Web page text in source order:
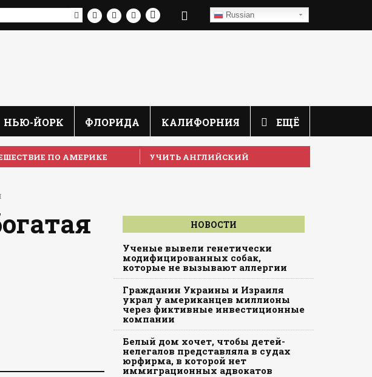
Russian
НЬЮ-ЙОРК ФЛОРИДА КАЛИФОРНИЯ ЕЩЁ
ПО АМЕРИКЕ УЧИТЬ АНГЛИЙСКИЙ
НОВОСТИ
Ученые вывели генетически
модифицированных собак,
которые не вызывают аллергии
Гражданин Украины и Израиля
украл у американцев миллионы
через фиктивные инвестиционные
компании
Белый дом хочет, чтобы детей-
нелегалов представляла в судах
юрфирма, в которой нет
иммиграционных адвокатов